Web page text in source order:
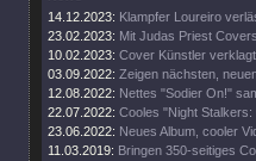
14.12.2023: Klampfer Loureiro
23.02.2023: Mit Judas Priest
10.02.2023: Cover Künstler
03.09.2022: Zeigen nächsten,
12.08.2022: Nettes "Sodier On!"
22.07.2022: Cooles "Night
23.06.2022: Neues Album, cooler
11.03.2019: Bringen 350-seitiges